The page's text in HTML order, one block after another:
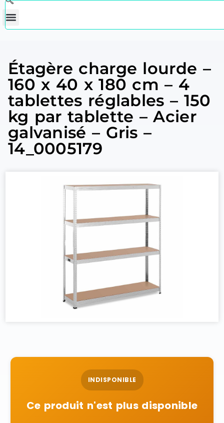
Étagère charge lourde –
160 x 40 x 180 cm – 4
tablettes réglables – 150
kg par tablette – Acier
galvanisé – Gris –
14_0005179
INDISPONIBLE
Ce produit n'est plus disponible